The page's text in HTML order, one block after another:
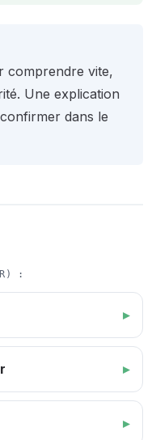
comprendre vite,
Une explication
dans le
: